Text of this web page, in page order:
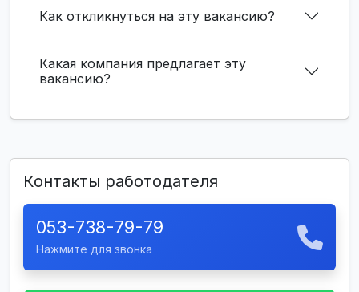
Как откликнуться на эту вакансию?
Какая компания предлагает эту
вакансию?
Контакты работодателя
053-738-79-79
Нажмите для звонка